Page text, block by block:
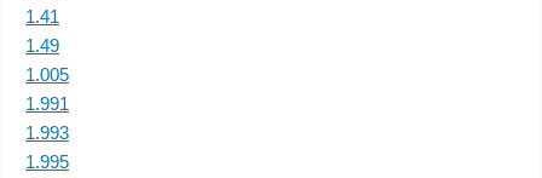
1.41
1.49
1.005
1.991
1.993
1.995